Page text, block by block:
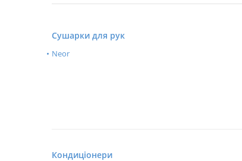
Сушарки для рук
Neor
Кондиціонери